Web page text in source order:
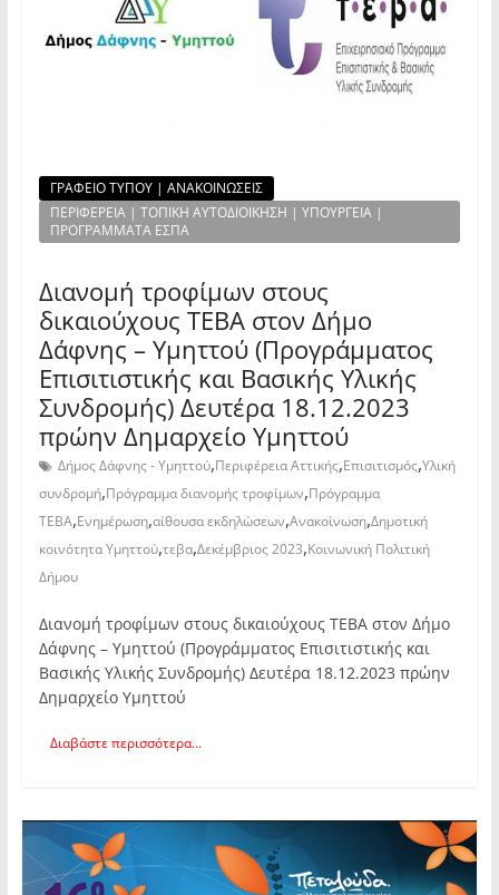
ΓΡΑΦΕΙΟ ΤΥΠΟΥ | ΑΝΑΚΟΙΝΩΣΕΙΣ
ΠΕΡΙΦΕΡΕΙΑ | ΤΟΠΙΚΗ ΑΥΤΟΔΙΟΙΚΗΣΗ | ΥΠΟΥΡΓΕΙΑ |
ΠΡΟΓΡΑΜΜΑΤΑ ΕΣΠΑ
Διανομή τροφίμων στους
δικαιούχους ΤΕΒΑ στον Δήμο
Δάφνης – Υμηττού (Προγράμματος
Επισιτιστικής και Βασικής Υλικής
Συνδρομής) Δευτέρα 18.12.2023
πρώην Δημαρχείο Υμηττού
Δήμος Δάφνης - Υμηττού,Περιφέρεια Αττικής,Επισιτισμός,Υλική
συνδρομή,Πρόγραμμα διανομής τροφίμων,Πρόγραμμα
ΤΕΒΑ,Ενημέρωση,αίθουσα εκδηλώσεων,Ανακοίνωση,Δημοτική
κοινότητα Υμηττού,τεβα,Δεκέμβριος 2023,Κοινωνική Πολιτική
Δήμου
Διανομή τροφίμων στους δικαιούχους ΤΕΒΑ στον Δήμο
Δάφνης – Υμηττού (Προγράμματος Επισιτιστικής και
Βασικής Υλικής Συνδρομής) Δευτέρα 18.12.2023 πρώην
Δημαρχείο Υμηττού
Διαβάστε περισσότερα...